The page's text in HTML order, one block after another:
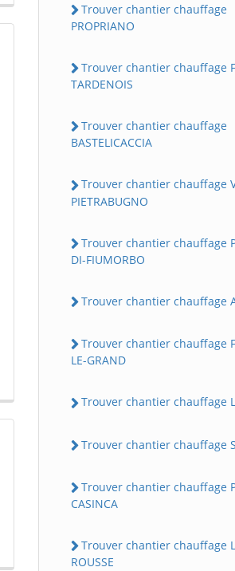
Trouver chantier chauffage
PROPRIANO
Trouver chantier chauffage
TARDENOIS
Trouver chantier chauffage
BASTELICACCIA
Trouver chantier chauffage
PIETRABUGNO
Trouver chantier chauffage
DI-FIUMORBO
Trouver chantier chauffage
Trouver chantier chauffage
LE-GRAND
Trouver chantier chauffage
Trouver chantier chauffage
Trouver chantier chauffage
CASINCA
Trouver chantier chauffage
ROUSSE